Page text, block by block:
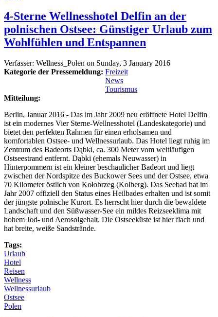
4-Sterne Wellnesshotel Delfin an der
polnischen Ostsee: Günstiger Urlaub zum
Wohlfühlen und Entspannen
Verfasser: Wellness_Polen on Sunday, 3 January 2016
Kategorie der Pressemeldung: Freizeit
News
Tourismus
Mitteilung:
Berlin, Januar 2016 - Das im Jahr 2009 neu eröffnete Hotel Delfin
ist ein modernes Vier Sterne-Wellnesshotel (Landeskategorie) und
bietet den perfekten Rahmen für einen erholsamen und
komfortablen Ostsee- und Wellnessurlaub. Das Hotel liegt ruhig im
Zentrum des Badeorts Dąbki, ca. 300 Meter vom weitläufigen
Ostseestrand entfernt. Dąbki (ehemals Neuwasser) in
Hinterpommern ist ein kleiner beschaulicher Badeort und liegt
zwischen der Nordspitze des Buckower Sees und der Ostsee, etwa
70 Kilometer östlich von Kołobrzeg (Kolberg). Das Seebad hat im
Jahr 2007 offiziell den Status eines Heilbades erhalten und ist somit
der jüngste polnische Kurort. Es herrscht hier durch die bewaldete
Landschaft und den Süßwasser-See ein mildes Reizseeklima mit
hohem Jod- und Aerosolgehalt. Die Ostseeküste ist hier flach und
hat breite, weiße Sandstrände.
Tags:
Urlaub
Hotel
Reisen
Wellness
Wellnessurlaub
Ostsee
Polen